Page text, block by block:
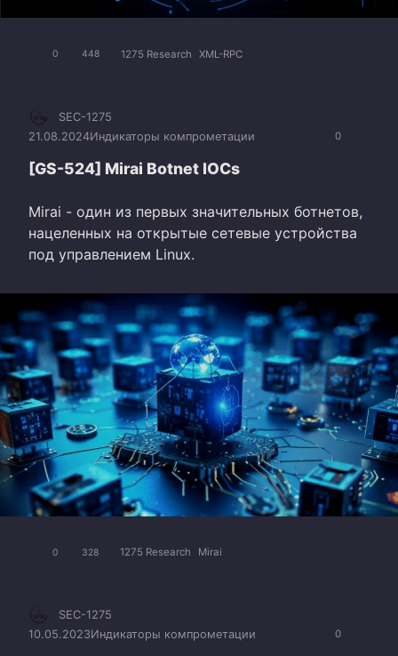
0 448 1275 Research XML-RPC
0
SEC-1275
21.08.2024Индикаторы компрометации
[GS-524] Mirai Botnet IOCs
Mirai - один из первых значительных ботнетов,
нацеленных на открытые сетевые устройства
под управлением Linux.
0 328 1275 Research Mirai
0
SEC-1275
10.05.2023Индикаторы компрометации